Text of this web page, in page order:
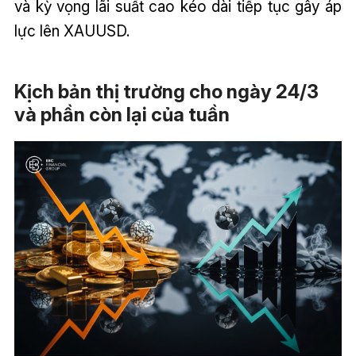
và kỳ vọng lãi suất cao kéo dài tiếp tục gây áp
lực lên XAUUSD.
Kịch bản thị trường cho ngày 24/3
và phần còn lại của tuần